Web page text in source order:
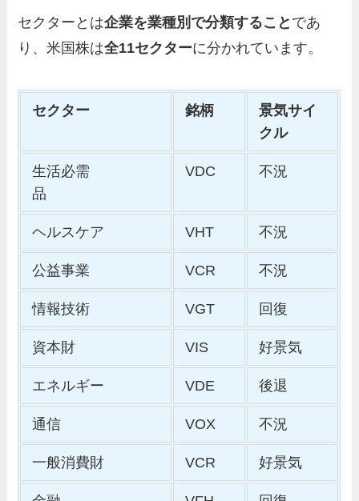
セクターとは企業を業種別で分類すること であ
り、米国株は全11セクターに分かれています。
セクター 銘柄
景気サイ
クル
生活必需
品
VDC 不況
ヘルスケア VHT 不況
公益事業 VCR 不況
情報技術 VGT 回復
資本財 VIS 好景気
エネルギー VDE 後退
通信 VOX 不況
一般消費財 VCR 好景気